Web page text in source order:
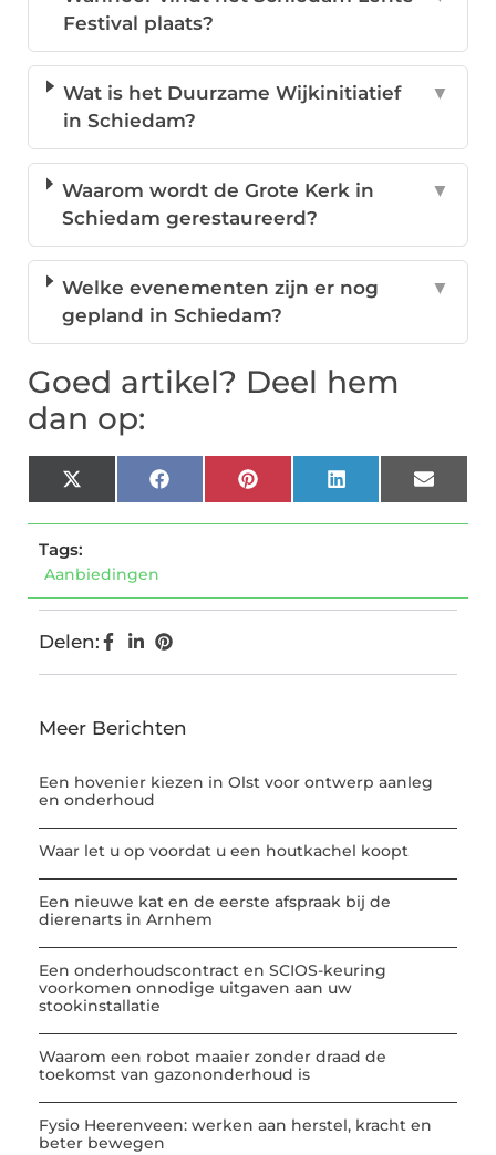
Festival plaats?
Wat is het Duurzame Wijkinitiatief
in Schiedam?
▼
Waarom wordt de Grote Kerk in
Schiedam gerestaureerd?
▼
Welke evenementen zijn er nog
gepland in Schiedam?
▼
Goed artikel? Deel hem
dan op:
X
(Twitter)
FacebookPinterestLinkedInEmail
Tags:
Aanbiedingen
Delen:
Meer Berichten
Een hovenier kiezen in Olst voor ontwerp aanleg
en onderhoud
Waar let u op voordat u een houtkachel koopt
Een nieuwe kat en de eerste afspraak bij de
dierenarts in Arnhem
Een onderhoudscontract en SCIOS-keuring
voorkomen onnodige uitgaven aan uw
stookinstallatie
Waarom een robot maaier zonder draad de
toekomst van gazononderhoud is
Fysio Heerenveen: werken aan herstel, kracht en
beter bewegen